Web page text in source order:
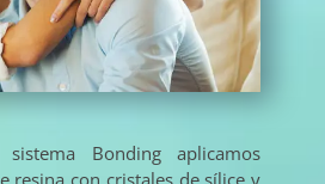
Bonding aplicamos